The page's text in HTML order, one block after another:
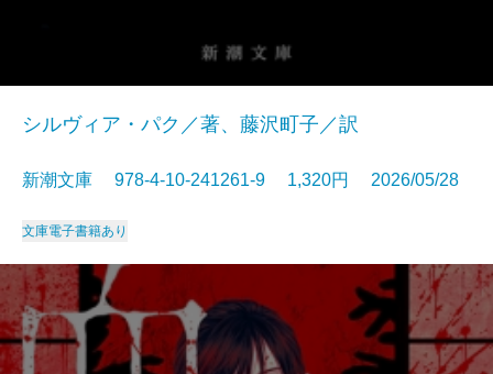
シルヴィア・パク／著、藤沢町子／訳
新潮文庫 978-4-10-241261-9 1,320円 2026/05/28
文庫電子書籍あり